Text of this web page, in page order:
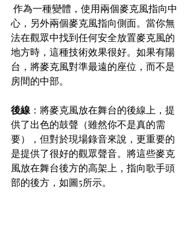
心，另外兩個麥克風指向側面。當你無
法在觀眾中找到任何安全放置麥克風的
地方時，這種技術效果很好。如果有陽
台，將麥克風對準最遠的座位，而不是
房間的中部。
後線 ：將麥克風放在舞台的後線上，提
供了出色的鼓聲（雖然你不是真的需
要），但對於現場錄音來說，更重要的
是提供了很好的觀眾聲音。將這些麥克
風放在舞台後方的高架上，指向歌手頭
部的後方，如圖5所示。